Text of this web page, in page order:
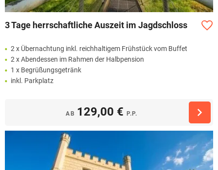
3 Tage herrschaftliche Auszeit im Jagdschloss
2 x Übernachtung inkl. reichhaltigem Frühstück vom Buffet
2 x Abendessen im Rahmen der Halbpension
1 x Begrüßungsgetränk
inkl. Parkplatz
AB 129,00 € P.P.